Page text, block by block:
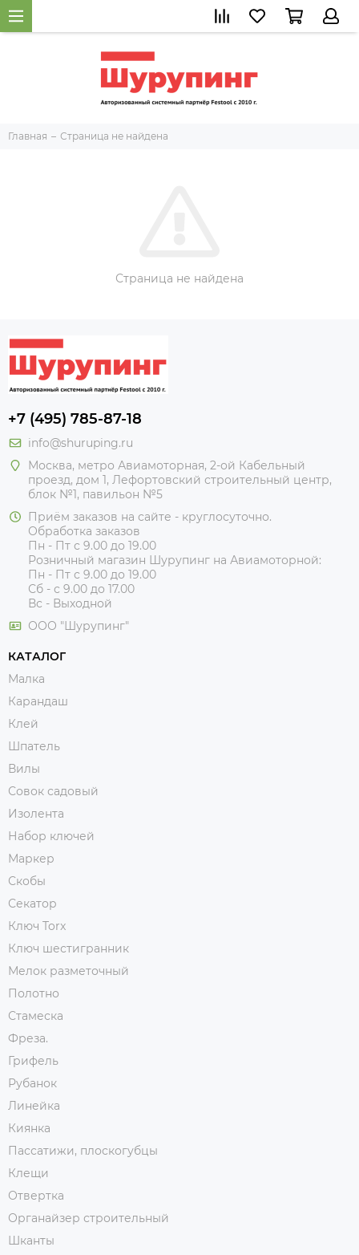
Главная Страница не найдена
Страница не найдена
+7 (495) 785-87-18
info@shuruping.ru
Москва, метро Авиамоторная, 2-ой Кабельный
проезд, дом 1, Лефортовский строительный центр,
блок №1, павильон №5
Приём заказов на сайте - круглосуточно.
Обработка заказов
Пн - Пт с 9.00 до 19.00
Розничный магазин Шурупинг на Авиамоторной:
Пн - Пт с 9.00 до 19.00
Сб - с 9.00 до 17.00
Вс - Выходной
ООО "Шурупинг"
КАТАЛОГ
Малка
Карандаш
Клей
Шпатель
Вилы
Совок садовый
Изолента
Набор ключей
Маркер
Скобы
Секатор
Ключ Torx
Ключ шестигранник
Мелок разметочный
Полотно
Стамеска
Фреза.
Грифель
Рубанок
Линейка
Киянка
Пассатижи, плоскогубцы
Клещи
Отвертка
Органайзер строительный
Шканты